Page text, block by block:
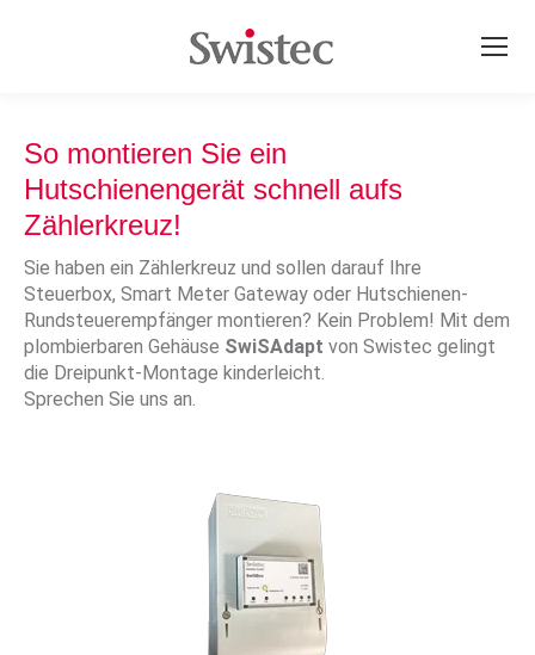
So montieren Sie ein
Hutschienengerät schnell aufs
Zählerkreuz!
Sie haben ein Zählerkreuz und sollen darauf Ihre
Steuerbox, Smart Meter Gateway oder Hutschienen-
Rundsteuerempfänger montieren? Kein Problem! Mit dem
plombierbaren Gehäuse SwiSAdapt von Swistec gelingt
die Dreipunkt-Montage kinderleicht.
Sprechen Sie uns an.